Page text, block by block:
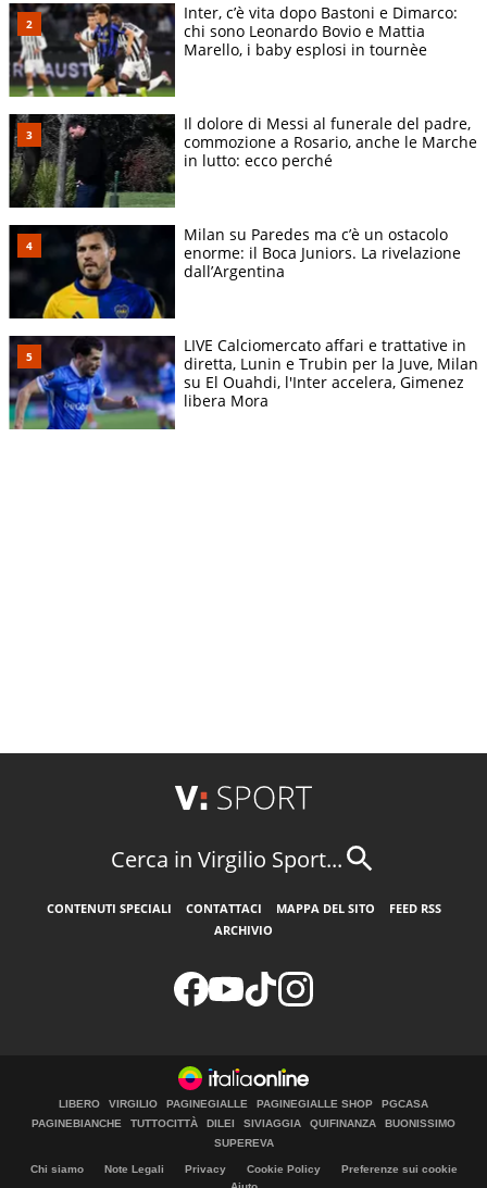
Inter, c’è vita dopo Bastoni e Dimarco:
chi sono Leonardo Bovio e Mattia
Marello, i baby esplosi in tournèe
Il dolore di Messi al funerale del padre,
commozione a Rosario, anche le Marche
in lutto: ecco perché
Milan su Paredes ma c’è un ostacolo
enorme: il Boca Juniors. La rivelazione
dall’Argentina
LIVE Calciomercato affari e trattative in
diretta, Lunin e Trubin per la Juve, Milan
su El Ouahdi, l'Inter accelera, Gimenez
libera Mora
Cerca in Virgilio Sport...
CONTENUTI SPECIALI CONTATTACI MAPPA DEL SITO
FEED RSS
ARCHIVIO
LIBERO VIRGILIO PAGINEGIALLE PAGINEGIALLE SHOP
PGCASA
PAGINEBIANCHE
TUTTOCITTÀ DILEI SIVIAGGIA QUIFINANZA
BUONISSIMO
SUPEREVA
Chi siamo Note Legali Privacy Cookie Policy
Preferenze sui cookie